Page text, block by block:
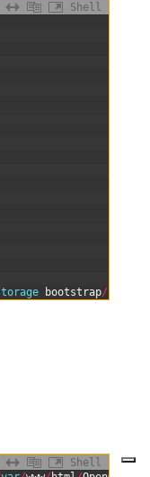
Shell
bootstrap/
Shell